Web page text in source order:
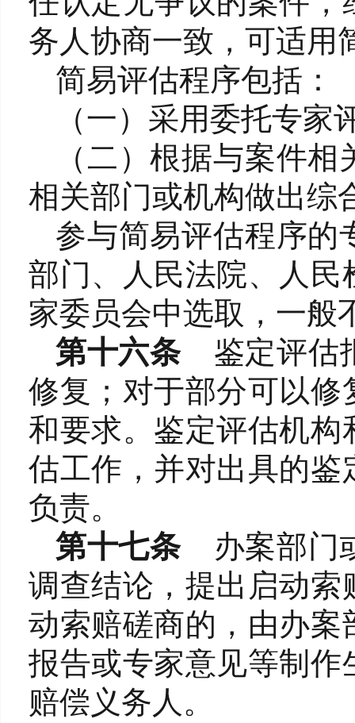
务人协商一致，可适用
简易评估程序包括：
（一）采用委托专
（二）根据与案件
相关部门或机构做出综
参与简易评估程序的
部门、人民法院、人
家委员会中选取，一般
第十六条
鉴定评估
修复；对于部分可以
和要求。鉴定评估机
估工作，并对出具的
负责。
第十七条
办案部门
调查结论，提出启动
动索赔磋商的，由办
报告或专家意见等制
赔偿义务人。